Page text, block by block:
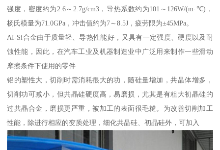
强度，密度约为2.6～2.7g/cm3，导热系数约为101～126W/(m·℃)，
杨氏模量为71.0GPa，冲击值约为7～8.5J，疲劳限为±45MPa。
AI-Si合金由于质量轻、导热性能好，又具有一定强度、硬度以及耐
蚀性能，因此，在汽车工业及机器制造业中广泛用来制作一些滑动
摩擦条件下使用的零件
铝的塑性大，切削时需消耗很大的功，随硅量增加，共晶体增多，
切削功可减小，但共晶硅硬度高，易磨损，尤其是有粗大初晶硅的
过共晶合金，磨损更严重，被加工的表面很毛糙。为改善切削加工
性能，除进行相应的变质处理，细化共晶硅、初晶硅外，可加入